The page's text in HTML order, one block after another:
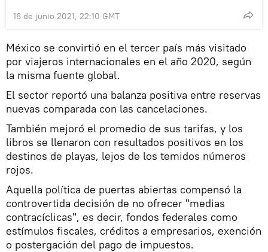
16 de junio 2021, 22:10 GMT
México se convirtió en el tercer país más visitado
por viajeros internacionales en el año 2020, según
la misma fuente global.
El sector reportó una balanza positiva entre reservas
nuevas comparada con las cancelaciones.
También mejoró el promedio de sus tarifas, y los
libros se llenaron con resultados positivos en los
destinos de playas, lejos de los temidos números
rojos.
Aquella política de puertas abiertas compensó la
controvertida decisión de no ofrecer "medias
contracíclicas", es decir, fondos federales como
estímulos fiscales, créditos a empresarios, exención
o postergación del pago de impuestos.